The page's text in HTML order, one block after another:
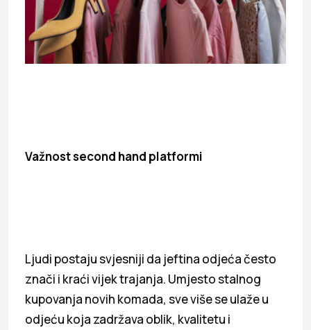
Važnost second hand platformi
Ljudi postaju svjesniji da jeftina odjeća često
znači i kraći vijek trajanja. Umjesto stalnog
kupovanja novih komada, sve više se ulaže u
odjeću koja zadržava oblik, kvalitetu i